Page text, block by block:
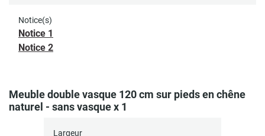
Notice(s)
Notice 1
Notice 2
Meuble double vasque 120 cm sur pieds en chêne
naturel - sans vasque x 1
Largeur